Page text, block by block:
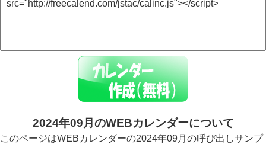
2024年09月のWEBカレンダーについて
このページはWEBカレンダーの2024年09月の呼び出しサンプ